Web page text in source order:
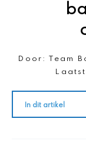
Door: Team
In dit artikel